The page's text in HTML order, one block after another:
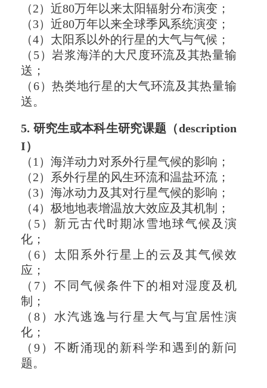
（2）近80万年以来太阳辐射分布演变；
（3）近80万年以来全球季风系统演变；
（4）太阳系以外的行星的大气与气候；
（5）岩浆海洋的大尺度环流及其热量输
送；
（6）热类地行星的大气环流及其热量输
送。
5. 研究生或本科生研究课题（description
I）
（1）海洋动力对系外行星气候的影响；
（2）系外行星的风生环流和温盐环流；
（3）海冰动力及其对行星气候的影响；
（4）极地地表增温放大效应及其机制；
（5）新元古代时期冰雪地球气候及演
化；
（6）太阳系外行星上的云及其气候效
应；
（7）不同气候条件下的相对湿度及机
制；
（8）水汽逃逸与行星大气与宜居性演
化；
（9）不断涌现的新科学和遇到的新问
题。